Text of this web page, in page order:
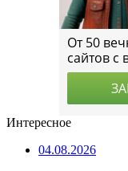
Интересное
04.08.2026